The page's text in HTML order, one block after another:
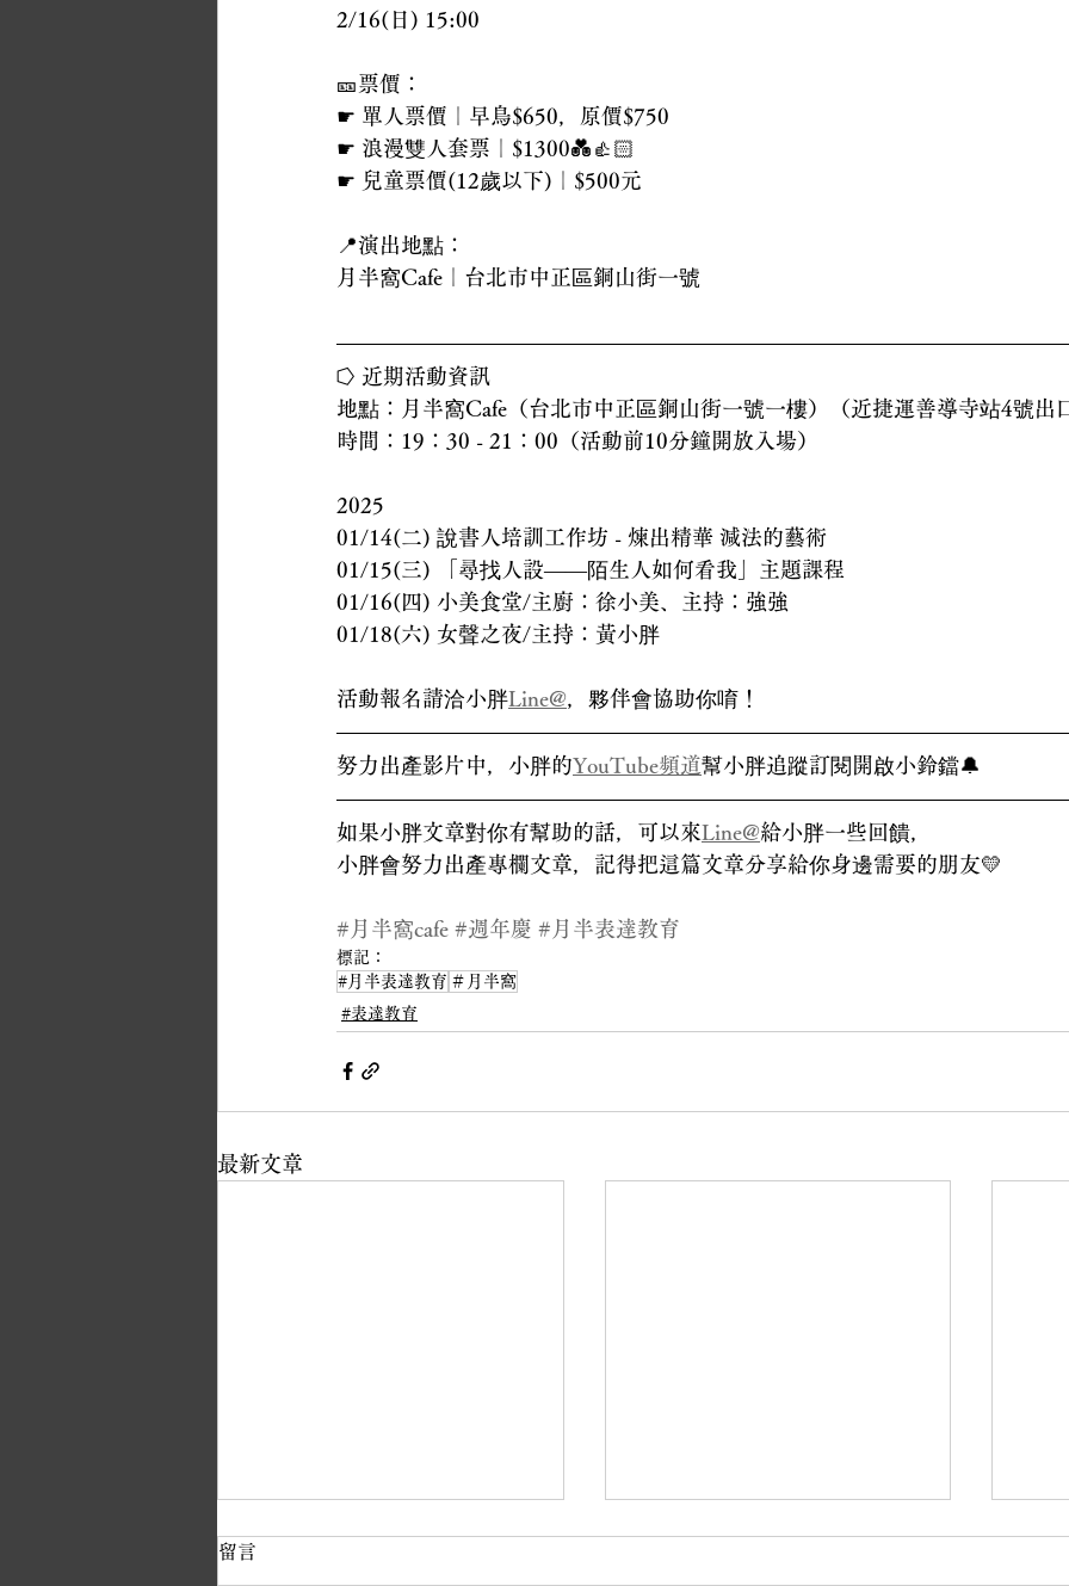
2/16(日) 15:00
🎫票價：
☛ 單人票價｜早鳥$650，原價$750
☛ 浪漫雙人套票｜$1300💑👍🏻
☛ 兒童票價(12歲以下)｜$500元
📍演出地點：
月半窩Cafe｜台北市中正區銅山街一號
⭔ 近期活動資訊
地點：月半窩Cafe（台北市中正區銅山街一號一樓）（近捷運善導寺站4號出
時間：19：30 - 21：00（活動前10分鐘開放入場）
2025
01/14(二) 說書人培訓工作坊 - 煉出精華 減法的藝術
01/15(三) 「尋找人設——陌生人如何看我」主題課程
01/16(四) 小美食堂/主廚：徐小美、主持：強強
01/18(六) 女聲之夜/主持：黃小胖
活動報名請洽小胖Line@，夥伴會協助你唷！
努力出產影片中，小胖的YouTube頻道幫小胖追蹤訂閱開啟小鈴鐺🔔
如果小胖文章對你有幫助的話，可以來Line@給小胖一些回饋，
小胖會努力出產專欄文章，記得把這篇文章分享給你身邊需要的朋友💛
#月半窩cafe #週年慶 #月半表達教育
標記：
#月半表達教育 ＃月半窩
#表達教育
最新文章
留言